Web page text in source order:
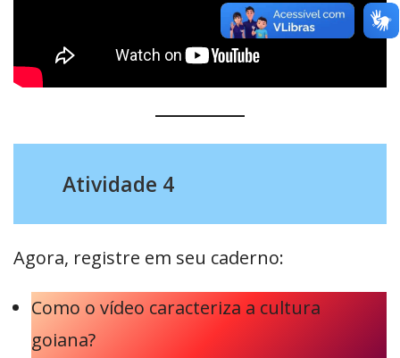
Atividade 4
Agora, registre em seu caderno:
Como o vídeo caracteriza a cultura
goiana?